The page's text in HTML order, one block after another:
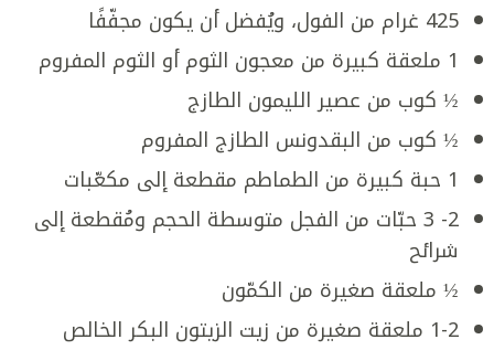
425 غرام من الفول، ويُفضل أن يكون مجفّفًا
1 ملعقة كبيرة من معجون الثوم أو الثوم المفروم
½ كوب من عصير الليمون الطازج
½ كوب من البقدونس الطازج المفروم
1 حبة كبيرة من الطماطم مقطعة إلى مكعّبات
2- 3 حبّات من الفجل متوسطة الحجم ومُقطعة إلى
شرائح
½ ملعقة صغيرة من الكمّون
1-2 ملعقة صغيرة من زيت الزيتون البكر الخالص